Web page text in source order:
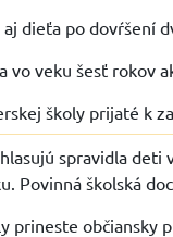
dieťa po dovŕšení
vo veku šesť rokov
školy prijaté k
spravidla
Povinná školská
prineste občiansky